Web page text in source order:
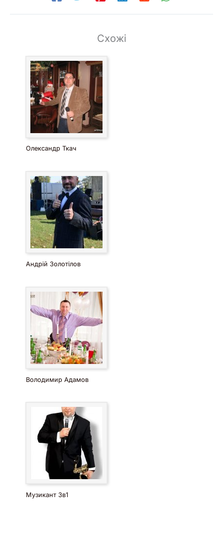
Схожі
Олександр Ткач
Андрій Золотілов
Володимир Адамов
Музикант 3в1